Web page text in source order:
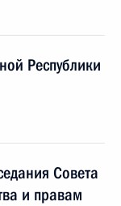
Республики
Совета
и правам